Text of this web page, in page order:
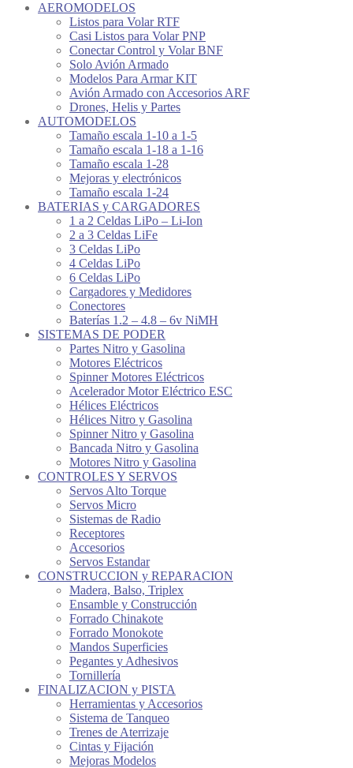
AEROMODELOS
Listos para Volar RTF
Casi Listos para Volar PNP
Conectar Control y Volar BNF
Solo Avión Armado
Modelos Para Armar KIT
Avión Armado con Accesorios ARF
Drones, Helis y Partes
AUTOMODELOS
Tamaño escala 1-10 a 1-5
Tamaño escala 1-18 a 1-16
Tamaño escala 1-28
Mejoras y electrónicos
Tamaño escala 1-24
BATERIAS y CARGADORES
1 a 2 Celdas LiPo – Li-Ion
2 a 3 Celdas LiFe
3 Celdas LiPo
4 Celdas LiPo
6 Celdas LiPo
Cargadores y Medidores
Conectores
Baterías 1.2 – 4.8 – 6v NiMH
SISTEMAS DE PODER
Partes Nitro y Gasolina
Motores Eléctricos
Spinner Motores Eléctricos
Acelerador Motor Eléctrico ESC
Hélices Eléctricos
Hélices Nitro y Gasolina
Spinner Nitro y Gasolina
Bancada Nitro y Gasolina
Motores Nitro y Gasolina
CONTROLES Y SERVOS
Servos Alto Torque
Servos Micro
Sistemas de Radio
Receptores
Accesorios
Servos Estandar
CONSTRUCCION y REPARACION
Madera, Balso, Triplex
Ensamble y Construcción
Forrado Chinakote
Forrado Monokote
Mandos Superficies
Pegantes y Adhesivos
Tornillería
FINALIZACION y PISTA
Herramientas y Accesorios
Sistema de Tanqueo
Trenes de Aterrizaje
Cintas y Fijación
Mejoras Modelos